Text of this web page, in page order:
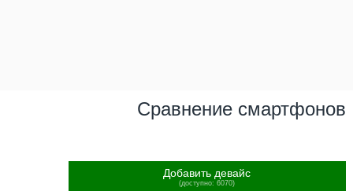
Сравнение смартфонов
Добавить девайс
(доступно: 6070)